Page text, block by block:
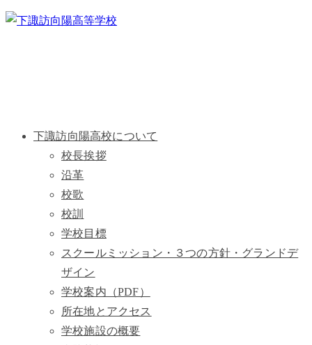
下諏訪向陽高校について
校長挨拶
沿革
校歌
校訓
学校目標
スクールミッション・３つの方針・グランドデ
ザイン
学校案内（PDF）
所在地とアクセス
学校施設の概要